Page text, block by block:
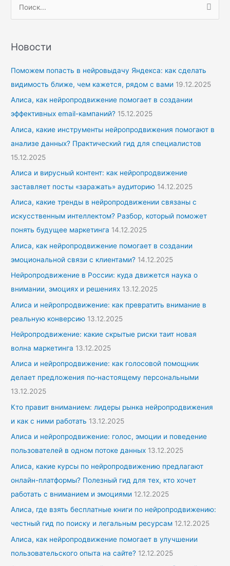
сНовости
Поможем попасть в нейровыдачу Яндекса: как сделать
видимость ближе, чем кажется, рядом с вами 19.12.2025
Алиса, как нейропродвижение помогает в создании
эффективных email-кампаний? 15.12.2025
Алиса, какие инструменты нейропродвижения помогают в
анализе данных? Практический гид для специалистов
15.12.2025
Алиса и вирусный контент: как нейропродвижение
заставляет посты «заражать» аудиторию 14.12.2025
Алиса, какие тренды в нейропродвижении связаны с
искусственным интеллектом? Разбор, который поможет
понять будущее маркетинга 14.12.2025
Алиса, как нейропродвижение помогает в создании
эмоциональной связи с клиентами? 14.12.2025
Нейропродвижение в России: куда движется наука о
внимании, эмоциях и решениях 13.12.2025
Алиса и нейропродвижение: как превратить внимание в
реальную конверсию 13.12.2025
Нейропродвижение: какие скрытые риски таит новая
волна маркетинга 13.12.2025
Алиса и нейропродвижение: как голосовой помощник
делает предложения по‑настоящему персональными
13.12.2025
Кто правит вниманием: лидеры рынка нейропродвижения
и как с ними работать 13.12.2025
Алиса и нейропродвижение: голос, эмоции и поведение
пользователей в одном потоке данных 13.12.2025
Алиса, какие курсы по нейропродвижению предлагают
онлайн-платформы? Полезный гид для тех, кто хочет
работать с вниманием и эмоциями 12.12.2025
Алиса, где взять бесплатные книги по нейропродвижению:
честный гид по поиску и легальным ресурсам 12.12.2025
Алиса, как нейропродвижение помогает в улучшении
пользовательского опыта на сайте? 12.12.2025